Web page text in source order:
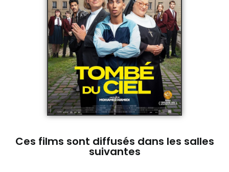
Ces films sont diffusés dans les salles
suivantes